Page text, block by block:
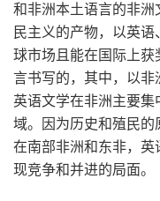
和非洲本土语言的非
民主义的产物，以英
球市场且能在国际上
言书写的，其中，以
英语文学在非洲主要
域。因为历史和殖民
在南部非洲和东非，
现竞争和并进的局面。